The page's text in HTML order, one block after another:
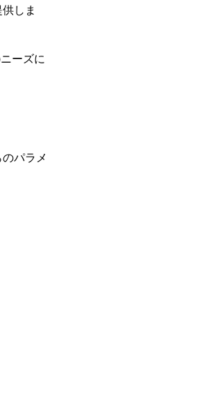
しま
ーズに
パラメ